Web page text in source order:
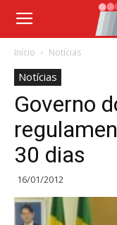
Início Notícias
Notícias
Governo
30 dias
16/01/2012